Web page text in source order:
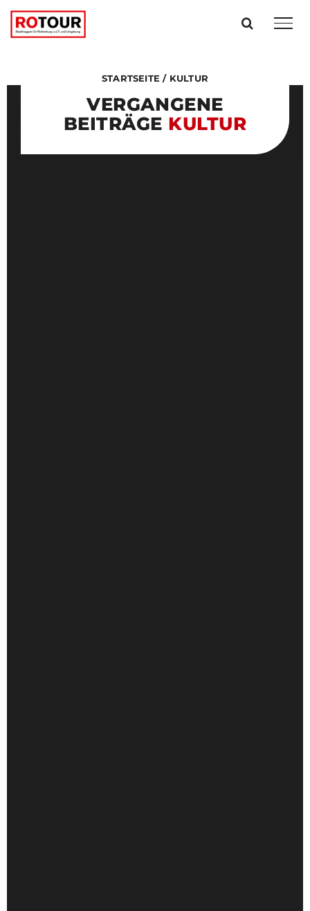
Zum
Inhalt
STARTSEITE / KULTUR
VERGANGENE
BEITRÄGE KULTUR